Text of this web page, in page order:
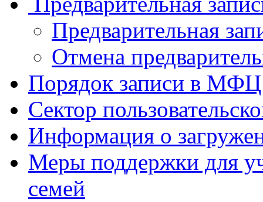
Предварительная
Отмена
Порядок записи в МФЦ
Сектор
Информация о
Меры поддержки для
семей